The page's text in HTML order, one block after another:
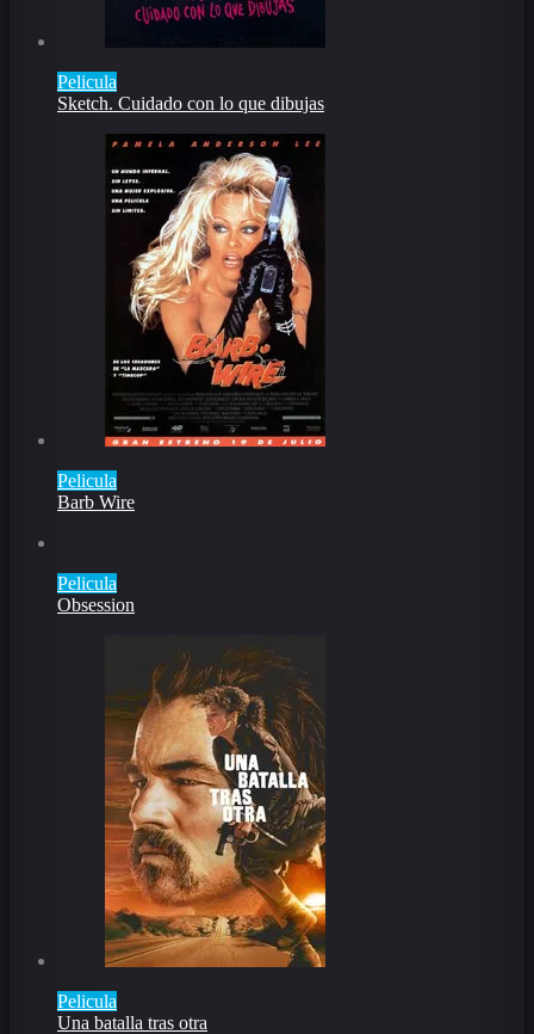
Pelicula
Sketch. Cuidado con lo que dibujas
Pelicula
Barb Wire
Pelicula
Obsession
Pelicula
Una batalla tras otra